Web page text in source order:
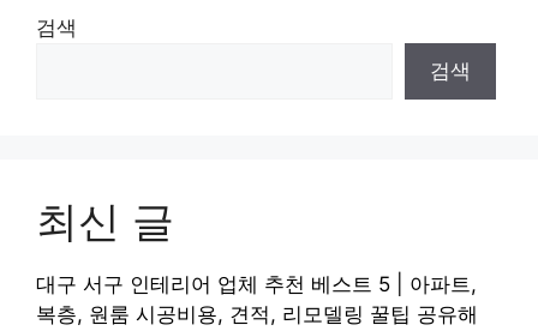
검색
검색
최신 글
대구 서구 인테리어 업체 추천 베스트 5 | 아파트,
복층, 원룸 시공비용, 견적, 리모델링 꿀팁 공유해